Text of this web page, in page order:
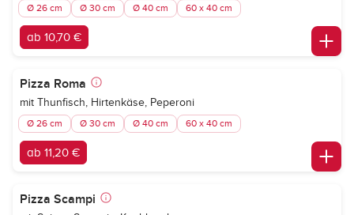
Ø 26 cm Ø 30 cm Ø 40 cm 60 x 40 cm
ab 10,70 €
Pizza Roma
mit Thunfisch, Hirtenkäse, Peperoni
Ø 26 cm Ø 30 cm Ø 40 cm 60 x 40 cm
ab 11,20 €
Pizza Scampi